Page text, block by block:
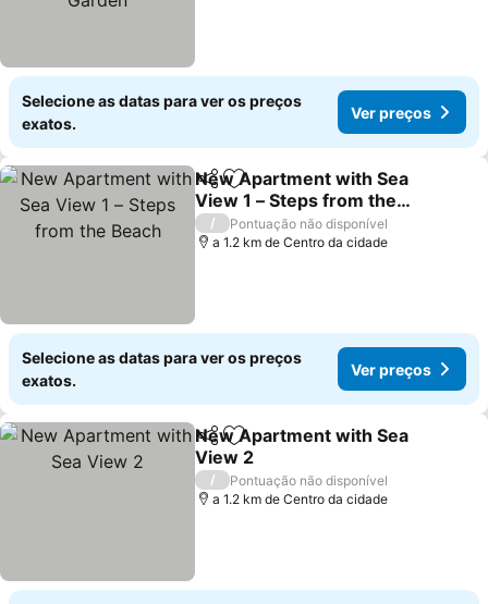
Selecione as datas para ver os preços
exatos.
Ver preços
PartilharAdicionar aos favoritos
New Apartment with Sea
View 1 – Steps from the
Beach
/
Pontuação não disponível
a 1.2 km de Centro da cidade
Selecione as datas para ver os preços
exatos.
Ver preços
PartilharAdicionar aos favoritos
New Apartment with Sea
View 2
/
Pontuação não disponível
a 1.2 km de Centro da cidade